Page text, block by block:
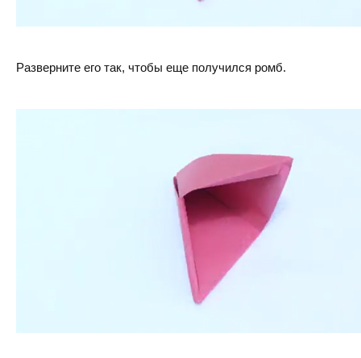
Разверните его так, чтобы еще получился ромб.